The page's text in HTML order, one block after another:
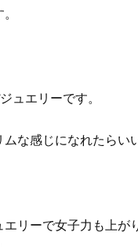
ュエリーです。
ムな感じになれたらい
エリーで女子力も上が